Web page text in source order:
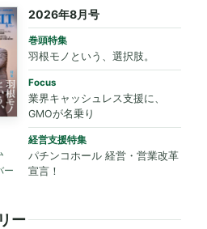
ー
2026年8月号
巻頭特集
羽根モノという、選択肢。
Focus
業界キャッシュレス支援に、
GMOが名乗り
経営支援特集
パチンコホール 経営・営業改革
宣言！
ー